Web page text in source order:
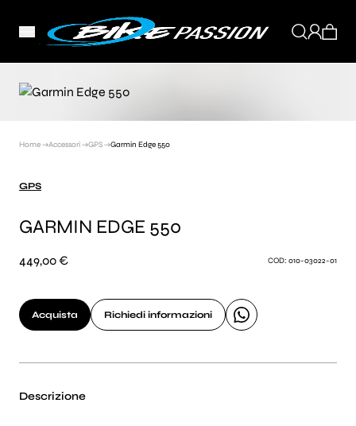
Home →Accessori →GPS →Garmin Edge 550
GPS
GARMIN EDGE 550
449,00 € COD: 010-03022-01
Acquista Richiedi informazioni
Descrizione